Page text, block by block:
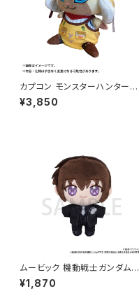
カプコン モンスターハンターワ
イルズ デフォルメぬいぐるみ オ
トモアイルー（新品 在庫品）
¥3,850
ムービック 機動戦士ガンダムSE
ED FREEDOM ぬいパル（ぬい
ぐるみマスコット）/キラ・ヤマト
¥1,870